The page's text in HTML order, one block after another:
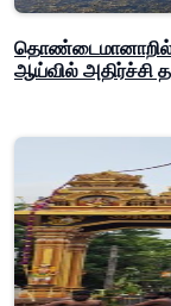
தொண்டைமானாறில்
ஆய்வில் அதிர்ச்சி